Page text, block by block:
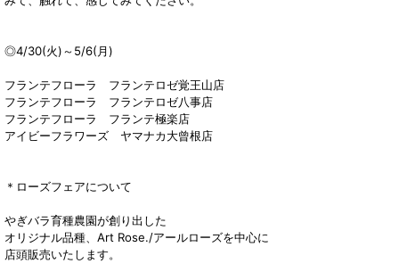
◎4/30(火)～5/6(月)
フランテフローラ フランテロゼ覚王山店
フランテフローラ フランテロゼ八事店
フランテフローラ フランテ極楽店
アイビーフラワーズ ヤマナカ大曾根店
＊ローズフェアについて
やぎバラ育種農園が創り出した
オリジナル品種、Art Rose./アールローズを中心に
店頭販売いたします。